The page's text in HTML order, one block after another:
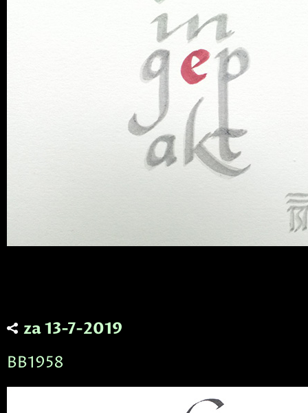
za 13-7-2019
BB1958